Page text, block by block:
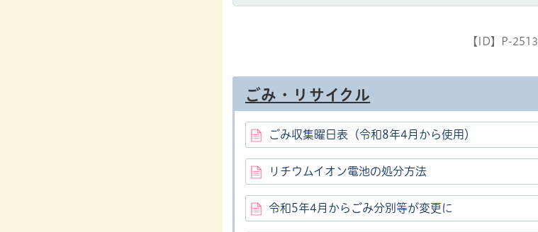
【ID】 P-2513
ごみ・リサイクル
ごみ収集曜日表（令和8年4月から使用）
リチウムイオン電池の処分方法
令和5年4月からごみ分別等が変更に